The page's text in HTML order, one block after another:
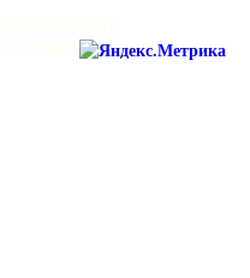
РЕКОМЕНДУЕТСЯ.